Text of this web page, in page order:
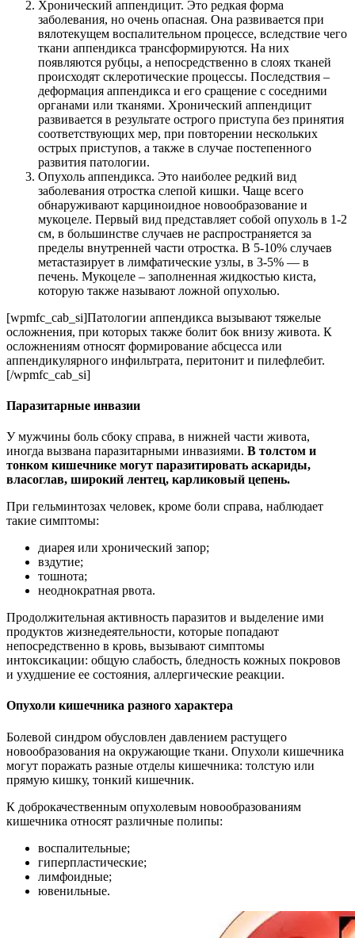
Хронический аппендицит. Это редкая форма
заболевания, но очень опасная. Она развивается при
вялотекущем воспалительном процессе, вследствие чего
ткани аппендикса трансформируются. На них
появляются рубцы, а непосредственно в слоях тканей
происходят склеротические процессы. Последствия –
деформация аппендикса и его сращение с соседними
органами или тканями. Хронический аппендицит
развивается в результате острого приступа без принятия
соответствующих мер, при повторении нескольких
острых приступов, а также в случае постепенного
развития патологии.
Опухоль аппендикса. Это наиболее редкий вид
заболевания отростка слепой кишки. Чаще всего
обнаруживают карциноидное новообразование и
мукоцеле. Первый вид представляет собой опухоль в 1-2
см, в большинстве случаев не распространяется за
пределы внутренней части отростка. В 5-10% случаев
метастазирует в лимфатические узлы, в 3-5% — в
печень. Мукоцеле – заполненная жидкостью киста,
которую также называют ложной опухолью.
[wpmfc_cab_si]Патологии аппендикса вызывают тяжелые
осложнения, при которых также болит бок внизу живота. К
осложнениям относят формирование абсцесса или
аппендикулярного инфильтрата, перитонит и пилефлебит.
[/wpmfc_cab_si]
Паразитарные инвазии
У мужчины боль сбоку справа, в нижней части живота,
иногда вызвана паразитарными инвазиями. В толстом и
тонком кишечнике могут паразитировать аскариды,
власоглав, широкий лентец, карликовый цепень.
При гельминтозах человек, кроме боли справа, наблюдает
такие симптомы:
диарея или хронический запор;
вздутие;
тошнота;
неоднократная рвота.
Продолжительная активность паразитов и выделение ими
продуктов жизнедеятельности, которые попадают
непосредственно в кровь, вызывают симптомы
интоксикации: общую слабость, бледность кожных покровов
и ухудшение ее состояния, аллергические реакции.
Опухоли кишечника разного характера
Болевой синдром обусловлен давлением растущего
новообразования на окружающие ткани. Опухоли кишечника
могут поражать разные отделы кишечника: толстую или
прямую кишку, тонкий кишечник.
К доброкачественным опухолевым новообразованиям
кишечника относят различные полипы:
воспалительные;
гиперпластические;
лимфоидные;
ювенильные.